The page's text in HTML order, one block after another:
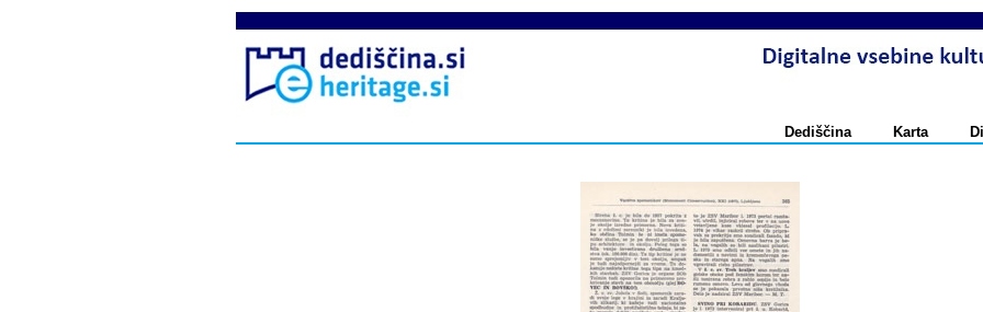
Dediščina Karta